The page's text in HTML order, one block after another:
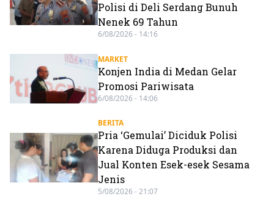
Polisi di Deli Serdang Bunuh
Nenek 69 Tahun
6/08/2026 - 14:16
MARKET
Konjen India di Medan Gelar
Promosi Pariwisata
6/08/2026 - 14:06
BERITA
Pria ‘Gemulai’ Diciduk Polisi
Karena Diduga Produksi dan
Jual Konten Esek-esek Sesama
Jenis
5/08/2026 - 21:07